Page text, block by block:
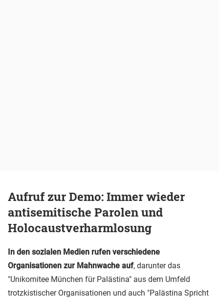
Aufruf zur Demo: Immer wieder
antisemitische Parolen und
Holocaustverharmlosung
In den sozialen Medien rufen verschiedene
Organisationen zur Mahnwache auf, darunter das
"Unikomitee München für Palästina" aus dem Umfeld
trotzkistischer Organisationen und auch "Palästina Spricht